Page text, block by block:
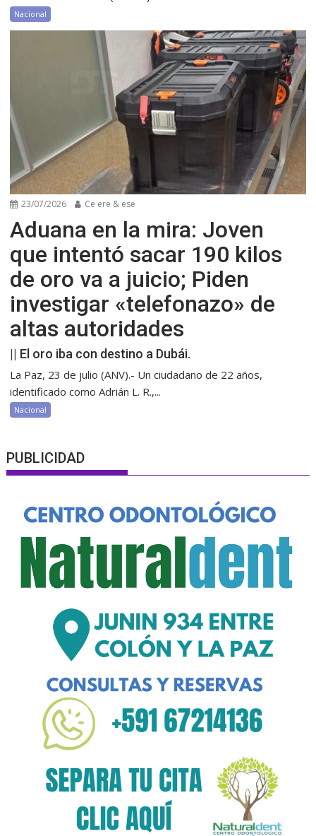
Nacional
23/07/2026 Ce ere & ese
Aduana en la mira: Joven
que intentó sacar 190 kilos
de oro va a juicio; Piden
investigar «telefonazo» de
altas autoridades
|| El oro iba con destino a Dubái.
La Paz, 23 de julio (ANV).- Un ciudadano de 22 años,
identificado como Adrián L. R.,...
Nacional
PUBLICIDAD